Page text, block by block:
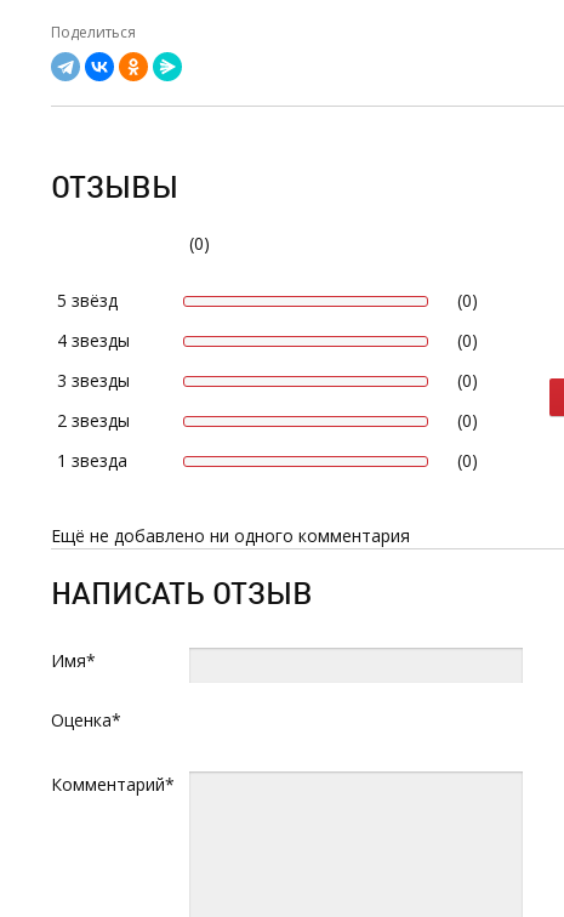
Поделиться
ОТЗЫВЫ
(0)
5 звёзд
(0)
4 звезды
(0)
3 звезды
(0)
2 звезды
(0)
1 звезда
(0)
Ещё не добавлено ни одного комментария
НАПИСАТЬ ОТЗЫВ
Имя*
Оценка*
Комментарий*